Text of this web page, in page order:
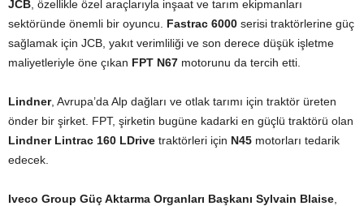
JCB , özellikle özel araçlarıyla inşaat ve tarım ekipmanları
sektöründe önemli bir oyuncu. Fastrac 6000 serisi traktörlerine güç
sağlamak için JCB, yakıt verimliliği ve son derece düşük işletme
maliyetleriyle öne çıkan FPT N67 motorunu da tercih etti.
Lindner, Avrupa’da Alp dağları ve otlak tarımı için traktör üreten
önder bir şirket. FPT, şirketin bugüne kadarki en güçlü traktörü olan
Lindner Lintrac 160 LDrive traktörleri için N45 motorları tedarik
edecek.
Iveco Group Güç Aktarma Organları Başkanı Sylvain Blaise